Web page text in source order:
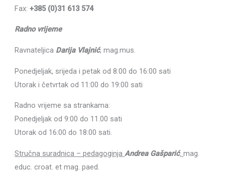
Fax:+385 (0)31 613 574
Radno vrijeme
Ravnateljica Darija Vlajnić, mag.mus.
Ponedjeljak, srijeda i petak od 8:00 do 16:00 sati
Utorak i četvrtak od 11:00 do 19:00 sati
Radno vrijeme sa strankama:
Ponedjeljak od 9:00 do 11.00 sati
Utorak od 16:00 do 18:00 sati.
Stručna suradnica – pedagoginja Andrea Gašparić,mag.
educ. croat. et mag. paed.